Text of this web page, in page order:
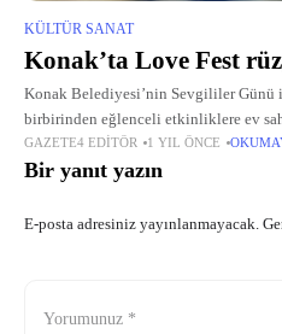
KÜLTÜR SANAT
Konak’ta Love Fest
Konak Belediyesi’nin Sevgililer
birbirinden eğlenceli etkinliklere ev
kalbi Konak’ı aşkın, müziğin ve
GAZETE4 EDITÖR 1 YIL ÖNCE
Bir yanıt yazın
E-posta adresiniz yayınlanmayacak.